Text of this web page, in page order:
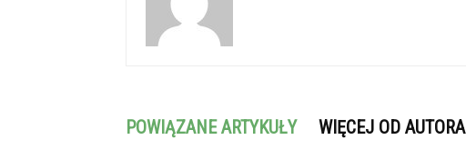
POWIĄZANE ARTYKUŁY WIĘCEJ OD AUTORA